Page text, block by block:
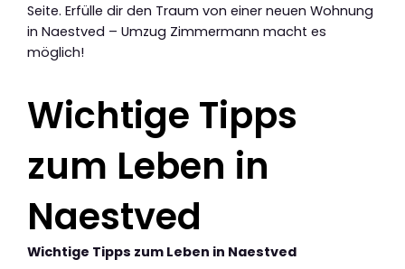
Seite. Erfülle dir den Traum von einer neuen Wohnung
in Naestved – Umzug Zimmermann macht es
möglich!
Wichtige Tipps
zum Leben in
Naestved
Wichtige Tipps zum Leben in Naestved